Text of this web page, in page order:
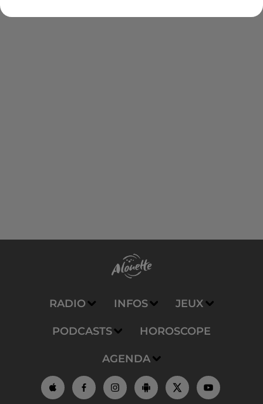
RADIO INFOS JEUX
PODCASTS HOROSCOPE
AGENDA